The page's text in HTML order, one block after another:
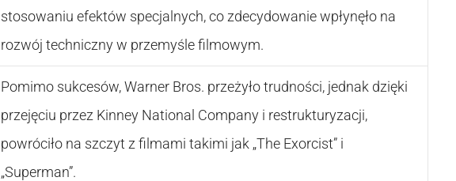
stosowaniu efektów specjalnych, co zdecydowanie wpłynęło na
rozwój techniczny w przemyśle filmowym.
Pomimo sukcesów, Warner Bros. przeżyło trudności, jednak dzięki
przejęciu przez Kinney National Company i restrukturyzacji,
powróciło na szczyt z filmami takimi jak „The Exorcist” i
„Superman”.